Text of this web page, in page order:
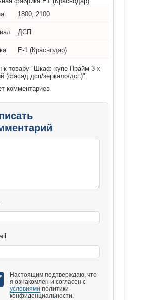
1800, 2100
ДСП
Е-1 (Краснодар)
к товару "Шкаф-купе Прайм 3-х
(фасад дсп/зеркало/дсп)":
комментариев
Настоящим подтверждаю, что
я ознакомлен и согласен с
условиями политики
конфиденциальности.